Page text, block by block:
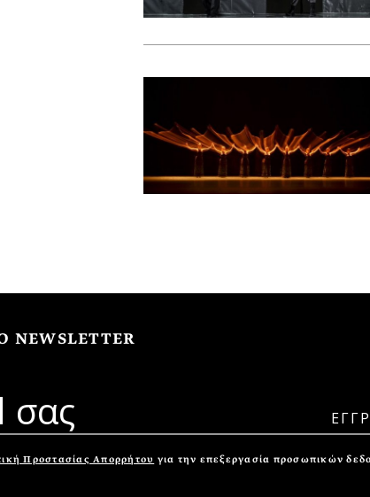
Προστασίας Απορρήτου για την επεξεργασία προσωπικών